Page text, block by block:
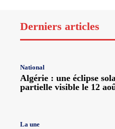
Derniers articles
National
Algérie : une éclipse
partielle visible le 12
La une